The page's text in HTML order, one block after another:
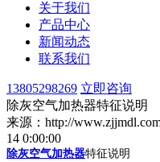
关于我们
产品中心
新闻动态
联系我们
13805298269 立即咨询
除灰空气加热器特征说明
来源：http://
14 0:00:00
除灰空气加热器特征说明